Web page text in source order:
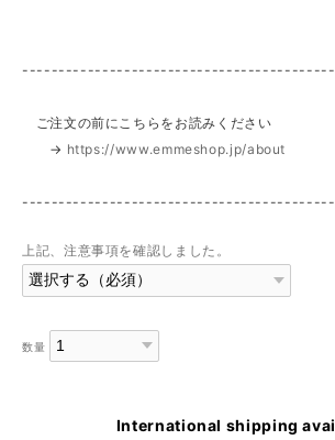
ご注文の前にこちらをお読みください
→ https://www.emmeshop.jp/about
上記、注意事項を確認しました。
数量
International shipping